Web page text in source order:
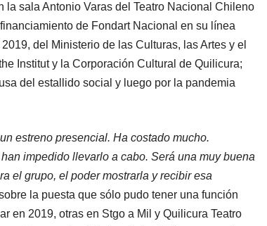
la sala Antonio Varas del Teatro Nacional Chileno
de Fondart Nacional en su línea
del Ministerio de las Culturas, las Artes y el
Institut y la Corporación Cultural de Quilicura;
del estallido social y luego por la pandemia
estreno presencial. Ha costado mucho.
impedido llevarlo a cabo. Será una muy buena
el grupo, el poder mostrarla y recibir esa
la puesta que sólo pudo tener una función
en 2019, otras en Stgo a Mil y Quilicura Teatro